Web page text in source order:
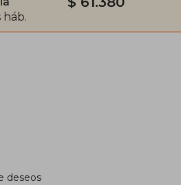
háb.
deseos